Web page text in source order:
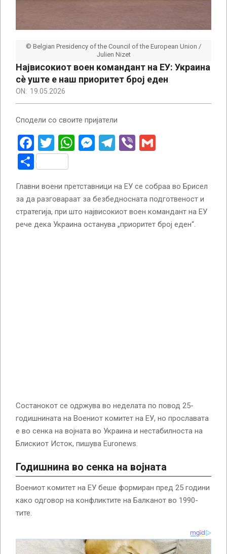
© Belgian Presidency of the Council of the European Union /
Julien Nizet
Највисокиот воен командант на ЕУ: Украина
сè уште е наш приоритет број еден
ON: 19.05.2026
Сподели со своите пријатели
Facebook
Twitter
WhatsApp
Messenger
Telegram
Viber
Share
Главни воени претставници на ЕУ се собраа во Брисел
за да разговараат за безбедносната подготвеност и
стратегија, при што највисокиот воен командант на ЕУ
рече дека Украина останува „приоритет број еден“.
Состанокот се одржува во неделата по повод 25-
годишнината на Воениот комитет на ЕУ, но прославата
е во сенка на војната во Украина и нестабилноста на
Блискиот Исток, пишува Euronews.
Годишнина во сенка на војната
Воениот комитет на ЕУ беше формиран пред 25 години
како одговор на конфликтите на Балканот во 1990-
тите.